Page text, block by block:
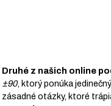
Druhé z našich online
±90, ktorý ponúka
zásadné otázky, ktoré